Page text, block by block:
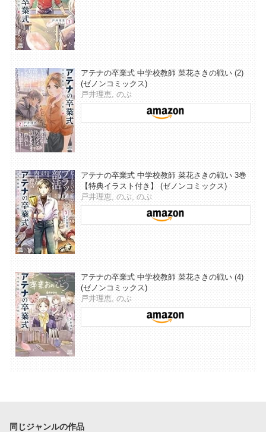
アテナの卒業式 中学校教師 菜花さきの戦い (2)
(ゼノンコミックス)
戸井理恵, のぶ
アテナの卒業式 中学校教師 菜花さきの戦い 3巻
【特典イラスト付き】 (ゼノンコミックス)
戸井理恵, のぶ, のぶ
アテナの卒業式 中学校教師 菜花さきの戦い (4)
(ゼノンコミックス)
戸井理恵, のぶ
同じジャンルの作品